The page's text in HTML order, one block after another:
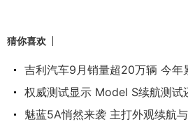
猜你喜欢
吉利汽车9月销量超20万辆 今年
权威测试显示 Model S续航测试
魅蓝5A悄然来袭 主打外观续航